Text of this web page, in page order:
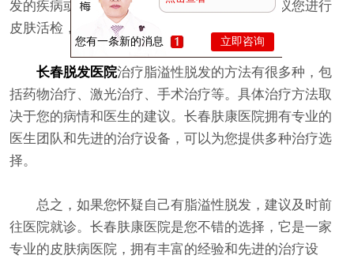
发的疾病或基因缺陷。此外，医生还可能会建议您进行
皮肤活检，以确定您的脱发类型和程度。
长春脱发医院治疗脂溢性脱发的方法有很多种，包
括药物治疗、激光治疗、手术治疗等。具体治疗方法取
决于您的病情和医生的建议。长春肤康医院拥有专业的
医生团队和先进的治疗设备，可以为您提供多种治疗选
择。
总之，如果您怀疑自己有脂溢性脱发，建议及时前
往医院就诊。长春肤康医院是您不错的选择，它是一家
专业的皮肤病医院，拥有丰富的经验和先进的治疗设
您有一条新的消息 立即咨询